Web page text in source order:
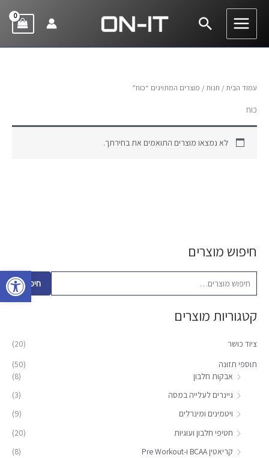
פתח
דילוג
חיפוש
חיפוש מוצרים
ח
ו
ש
ב
ו
חיפוש
קטגוריות מוצרים
ציוד כושר
(20)
תוספי תזונה
(50)
אבקות חלבון
(8)
גיינרים לעלייה במסה
(3)
ויטמינים ומינרלים
(9)
חטיפי חלבון ועוגיות
(20)
קריאטין BCAA ו-Pre Workout
(8)
עמוד הבית / חנות / מוצרים המתויגים “כוח”
כוח
לא נמצאו מוצרים התואמים את בחירתך.